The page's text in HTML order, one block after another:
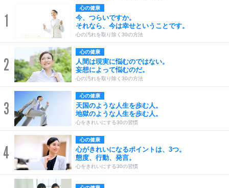
1
心の健康
今、つらいですか。
それなら、今は幸せということです。
心の汚れを取り除く30の方法
2
心の健康
人間は現実に悩むのではない。
妄想によって悩むのだ。
心の汚れを取り除く30の方法
3
心の健康
天国のような人生を歩む人。
地獄のような人生を歩む人。
心をきれいにする30の習慣
4
心の健康
心がきれいになるポイントは、3つ。
態度、行動、発言。
心をきれいにする30の習慣